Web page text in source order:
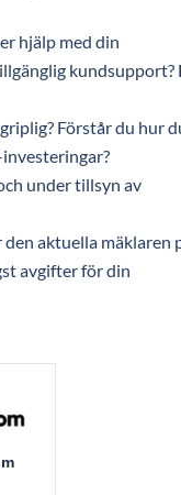
hjälp med din
kundsupport?
Förstår du hur
under tillsyn av
aktuella mäklaren
avgifter för din